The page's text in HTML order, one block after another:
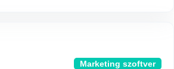
Marketing szoftver